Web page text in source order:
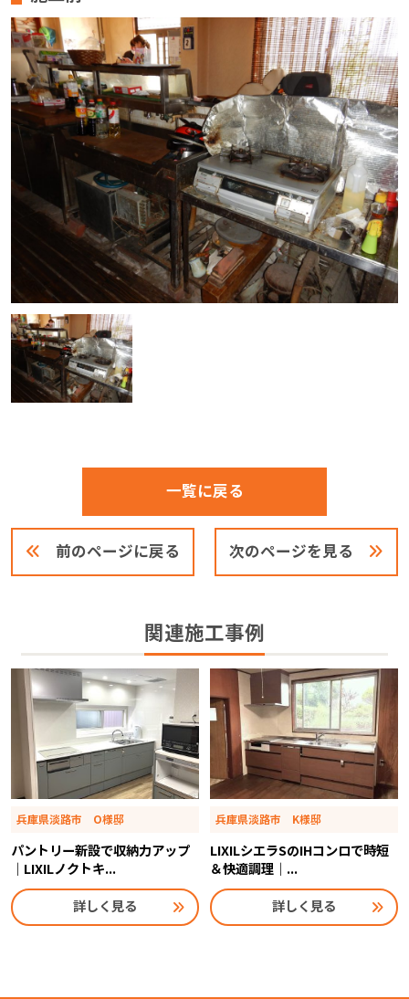
前のページに戻る
一覧に戻る
次のページを見る
関連施工事例
兵庫県淡路市 O様邸
パントリー新設で収納力アップ
｜LIXILノクトキ...
詳しく見る
兵庫県淡路市 K様邸
LIXILシエラSのIHコンロで時短
＆快適調理｜...
詳しく見る